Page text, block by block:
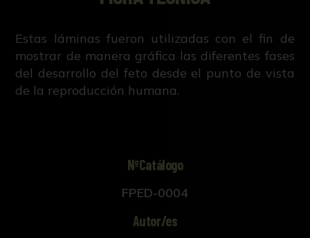
Estas láminas fueron utilizadas con el fin de
mostrar de manera gráfica las diferentes fases
del desarrollo del feto desde el punto de vista
de la reproducción humana.
NºCatálogo
FPED-0004
Autor/es